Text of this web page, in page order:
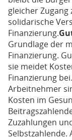
gleicher
solidarische
Finanzierung.
Grundlage der
Finanzierung.
sie meidet
Finanzierung
Arbeitnehmer
Kosten im
Zuzahlungen